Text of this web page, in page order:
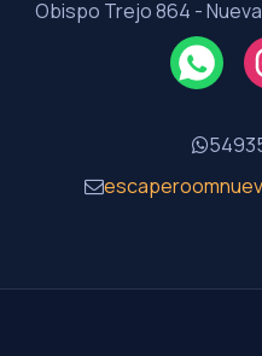
Obispo Trejo 864 -